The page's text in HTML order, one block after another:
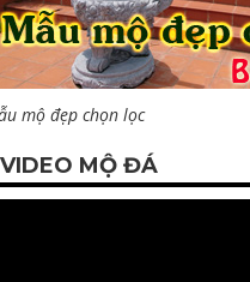
mộ đẹp chọn lọc
VIDEO MỘ ĐÁ